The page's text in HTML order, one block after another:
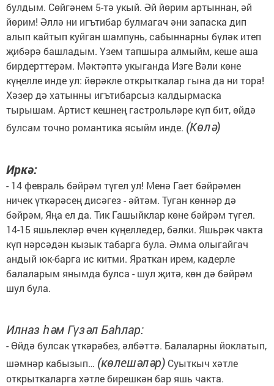
булдым. Сөйгәнем 5-тә укый. Әй йөрим артыннан, әй
йөрим! Әллә ни игътибар булмагач әни запаска дип
алып кайтып куйган шампунь, сабыннарны бүләк итеп
җибәрә башладым. Үзем тапшыра алмыйм, кеше аша
бирдерттерәм. Мәктәптә укыганда Изге Вәли көне
күңелле инде ул: йөрәкле открыткалар гына да ни тора!
Хәзер дә хатынны игътибарсыз калдырмаска
тырышам. Артист кешнең гастрольләре күп бит, өйдә
булсам точно романтика ясыйм инде. (Көлә)
Иркә:
- 14 февраль бәйрәм түгел ул! Менә Гает бәйрәмен
ничек үткәрәсең дисәгез - әйтәм. Туган көннәр дә
бәйрәм, Яңа ел да. Тик Гашыйклар көне бәйрәм түгел.
14-15 яшьлекләр өчен күңелледер, бәлки. Яшьрәк чакта
күп нәрсәдән кызык табарга була. Әмма олыгайгач
андый юк-барга ис китми. Яраткан ирем, кадерле
балаларым янымда булса - шул җитә, көн дә бәйрәм
шул була.
Илназ һәм Гүзәл Баһлар:
- Өйдә булсак үткәрәбез, әлбәттә. Балаларны йоклатып,
шәмнәр кабызып… (көлешәләр) Суыткыч хәтле
открыткаларга хәтле бирешкән бар яшь чакта.